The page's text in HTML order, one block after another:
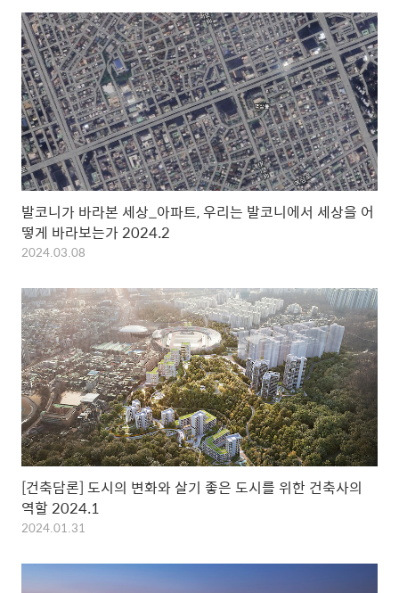
발코니가 바라본 세상_아파트, 우리는 발코니에서 세상을 어
떻게 바라보는가 2024.2
2024.03.08
[건축담론] 도시의 변화와 살기 좋은 도시를 위한 건축사의
역할 2024.1
2024.01.31